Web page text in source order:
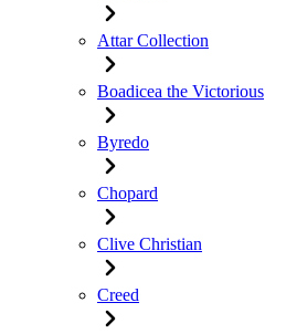
Attar Collection
Boadicea the Victorious
Byredo
Chopard
Clive Christian
Creed